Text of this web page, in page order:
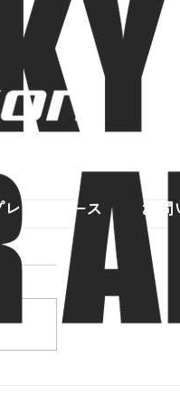
スリリース お問